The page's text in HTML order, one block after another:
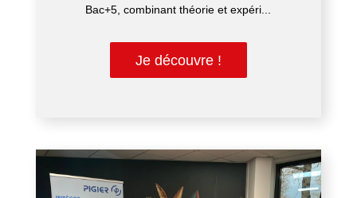
Bac+5, combinant théorie et expéri...
Je découvre !